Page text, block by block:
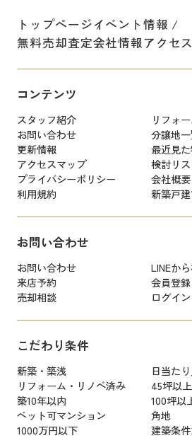
トップページイベント情報
無料売却査定会社情報アクセ
コンテンツ
スタッフ紹介
リフォ
お問い合わせ
分譲地
更新情報
最近見
アクセスマップ
検討リス
プライバシーポリシー
会社概要
利用規約
新築戸
お問い合わせ
お問い合わせ
LINEか
来店予約
会員登録
売却相談
ログイン
こだわり条件
新築・築浅
日当た
リフォーム・リノベ済み
45坪以上
築10年以内
100坪以
ペット可マンション
角地
1000万円以下
建築条